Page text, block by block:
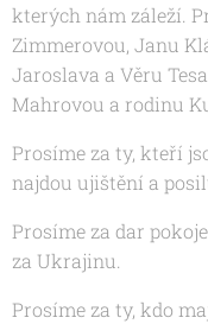
kterých nám záleží.
Zimmerovou, Janu
Jaroslava a Věru
Mahrovou a rodinu
Prosíme za ty, kteří
najdou ujištění a
Prosíme za dar
za Ukrajinu.
Prosíme za ty, kdo